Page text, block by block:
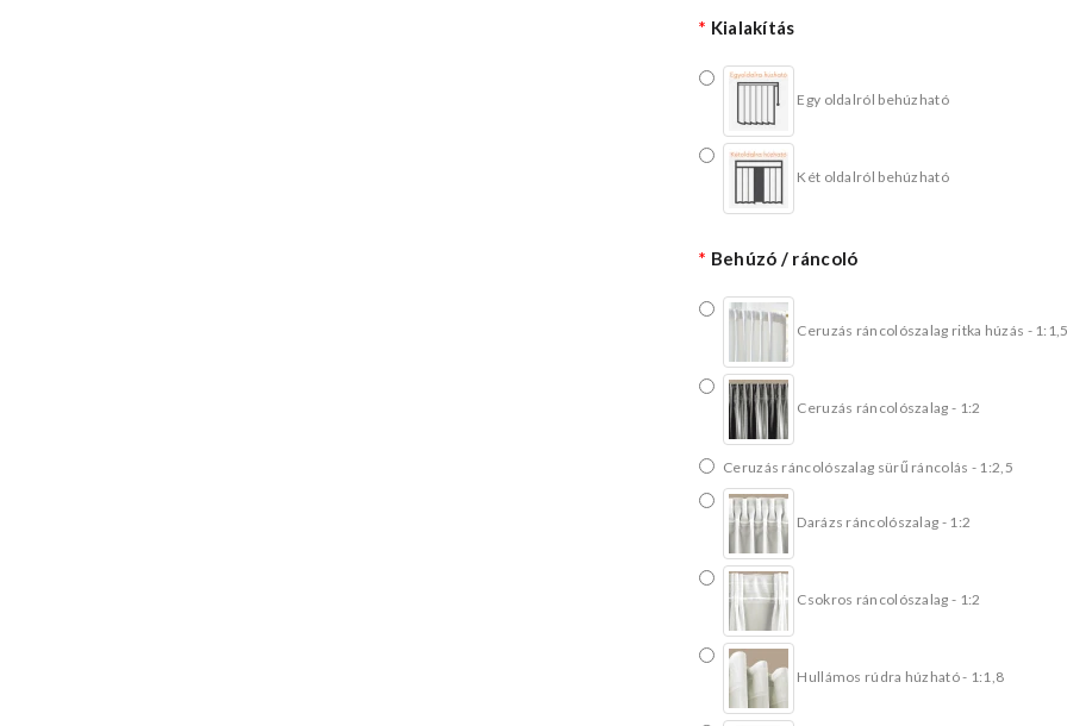
Kialakítás
Egy oldalról behúzható
Két oldalról behúzható
Behúzó / ráncoló
Ceruzás ráncolószalag ritka húzás -
Ceruzás ráncolószalag - 1:2
Ceruzás ráncolószalag sürű ráncolás - 1:2,5
Darázs ráncolószalag - 1:2
Csokros ráncolószalag - 1:2
Hullámos rúdra húzható - 1:1,8